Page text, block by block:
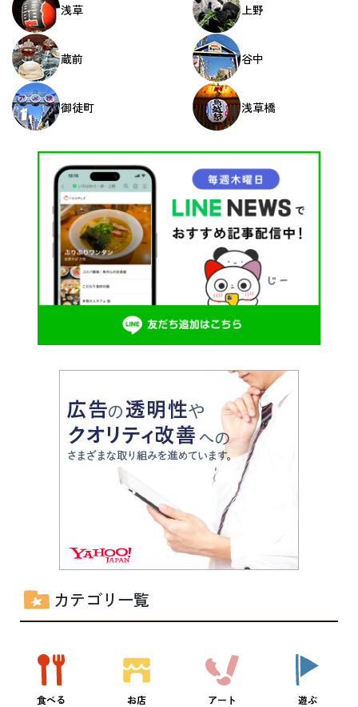
浅草 上野
蔵前 谷中
御徒町 浅草橋
カテゴリ一覧
食べる お店 アート 遊ぶ